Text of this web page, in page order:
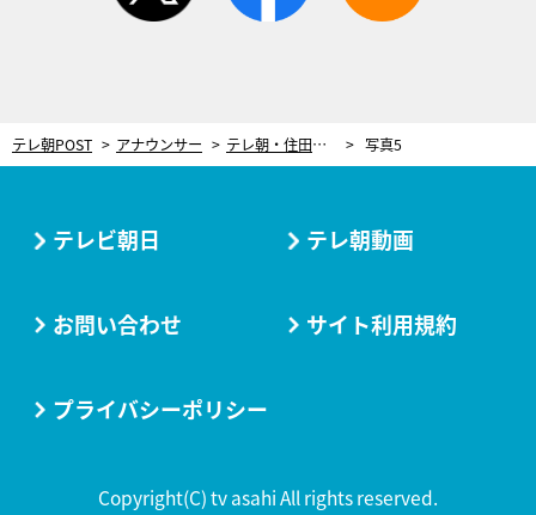
テレ朝POST アナウンサー テレ朝・住田紗里アナ、プライベートで“人気芸人”にバッタリ！「びっくりしすぎて言葉が出ませんでした」 写真5
テレビ朝日 テレ朝動画
お問い合わせ サイト利用規約
プライバシーポリシー
Copyright(C) tv asahi All rights reserved.